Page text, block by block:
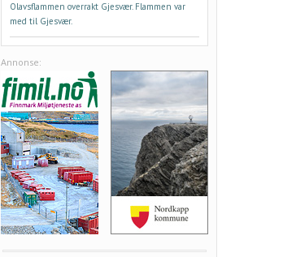
Olavsflammen overrakt Gjesvær. Flammen var
med til Gjesvær.
Annonse: